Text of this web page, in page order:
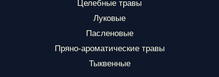
Целебные травы
Луковые
Пасленовые
Пряно-ароматические травы
Тыквенные